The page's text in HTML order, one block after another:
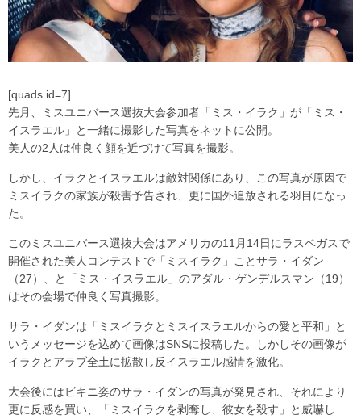
[quads id=7]
先月、ミスユニバース選抜大会参加者「ミス・イラク」が「ミス・
イスラエル」と一緒に撮影した写真をネットに公開。
美人の2人は仲良く顔を近づけて写真を撮影。
しかし、イラクとイスラエルは敵対関係にあり、この写真が原因で
ミスイラクの家族が殺害予告され、更に国外追放される羽目になっ
た。
このミスユニバース選抜大会はアメリカの11月14日にラスベガスで
開催された美人コンテストで「ミスイラク」ことサラ・イダン
（27）、と「ミス・イスラエル」のアダル・ゲンデルスマン（19）
はその会場で仲良く写真撮影。
サラ・イダンは「ミスイラクとミスイスラエルからの愛と平和」と
いうメッセージを込めて画像はSNSに投稿した。しかしその画像が
イラクとアラブ全土に拡散し反イスラエル感情を激化。
大会後にはビキニ姿のサラ・イダンの写真が発見され、それにより
更に反感を買い、「ミスイラクを剥奪し、彼女を殺す」と威嚇し